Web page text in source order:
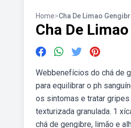
Home>Cha De Limao
Cha De
Webbenefícios do chá de
para equilibrar o ph
os sintomas e tratar gripes
texturizada granulada. 1
chá de gengibre, limão e